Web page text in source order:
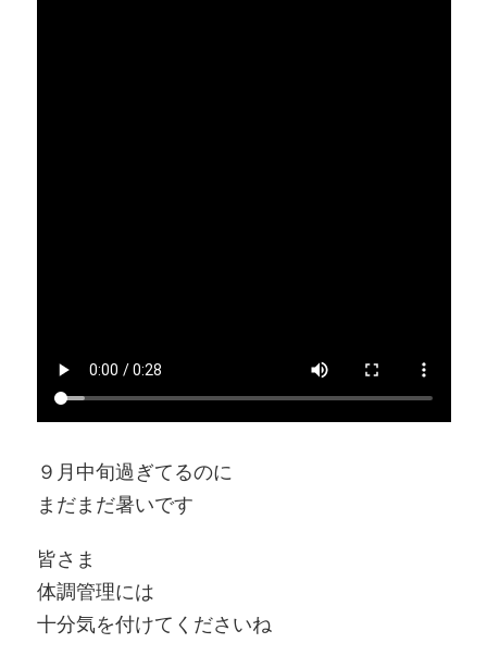
９月中旬過ぎてるのに
まだまだ暑いです
皆さま
体調管理には
十分気を付けてくださいね